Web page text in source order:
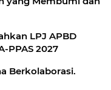
LPJ APBD
PPAS 2027